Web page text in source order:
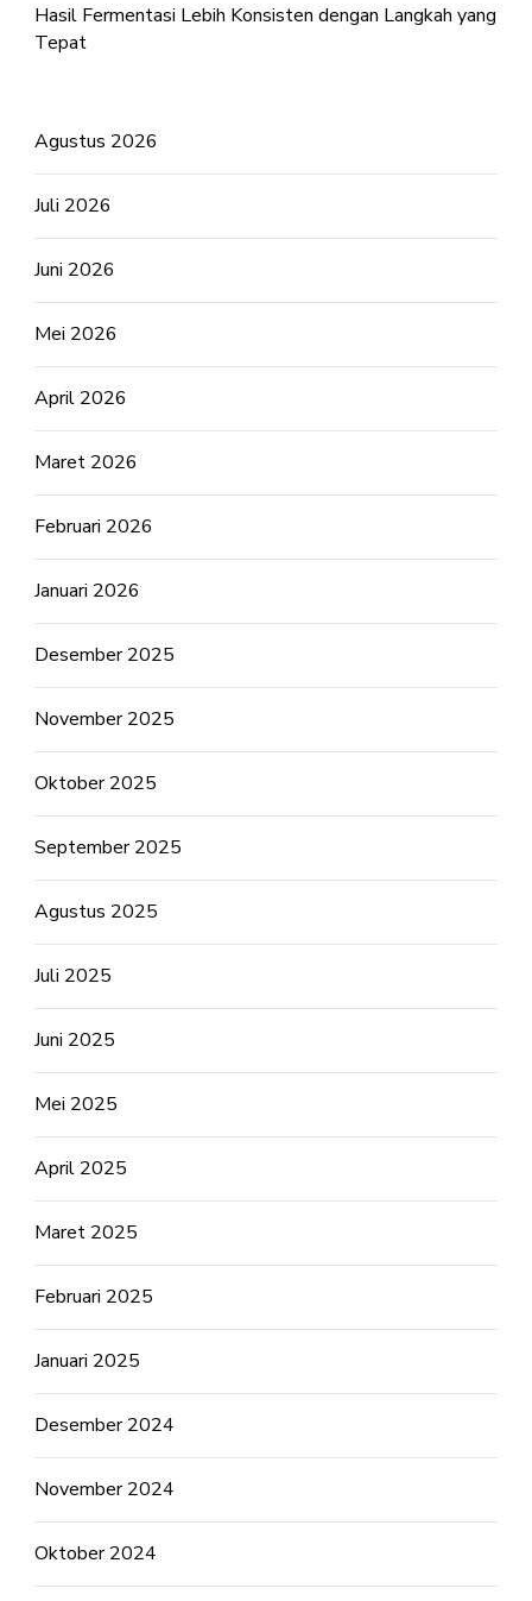
Hasil Fermentasi Lebih Konsisten dengan Langkah yang
Tepat
Agustus 2026
Juli 2026
Juni 2026
Mei 2026
April 2026
Maret 2026
Februari 2026
Januari 2026
Desember 2025
November 2025
Oktober 2025
September 2025
Agustus 2025
Juli 2025
Juni 2025
Mei 2025
April 2025
Maret 2025
Februari 2025
Januari 2025
Desember 2024
November 2024
Oktober 2024